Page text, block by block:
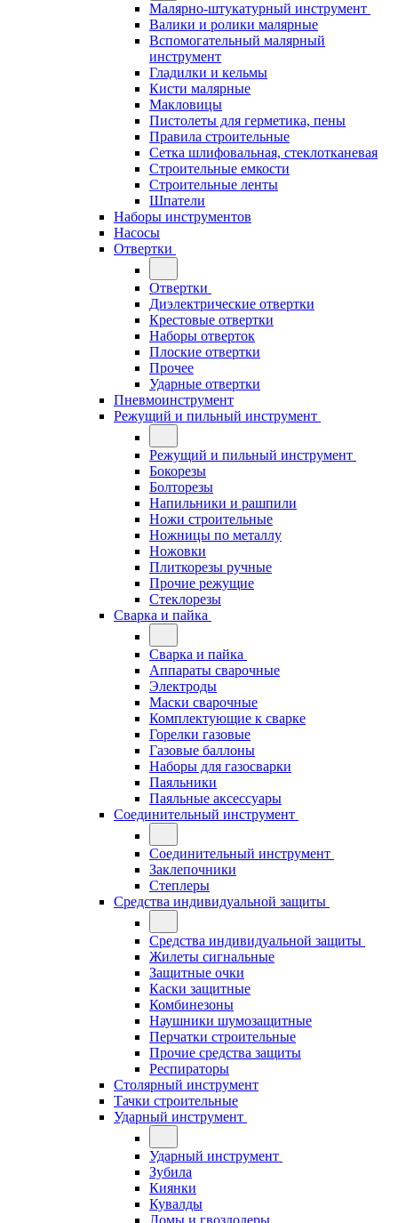
Малярно-штукатурный инструмент
Валики и ролики малярные
Вспомогательный малярный
инструмент
Гладилки и кельмы
Кисти малярные
Макловицы
Пистолеты для герметика, пены
Правила строительные
Сетка шлифовальная, стеклотканевая
Строительные емкости
Строительные ленты
Шпатели
Наборы инструментов
Насосы
Отвертки
Отвертки
Диэлектрические отвертки
Крестовые отвертки
Наборы отверток
Плоские отвертки
Прочее
Ударные отвертки
Пневмоинструмент
Режущий и пильный инструмент
Режущий и пильный инструмент
Бокорезы
Болторезы
Напильники и рашпили
Ножи строительные
Ножницы по металлу
Ножовки
Плиткорезы ручные
Прочие режущие
Стеклорезы
Сварка и пайка
Сварка и пайка
Аппараты сварочные
Электроды
Маски сварочные
Комплектующие к сварке
Горелки газовые
Газовые баллоны
Наборы для газосварки
Паяльники
Паяльные аксессуары
Соединительный инструмент
Соединительный инструмент
Заклепочники
Степлеры
Средства индивидуальной защиты
Средства индивидуальной защиты
Жилеты сигнальные
Защитные очки
Каски защитные
Комбинезоны
Наушники шумозащитные
Перчатки строительные
Прочие средства защиты
Респираторы
Столярный инструмент
Тачки строительные
Ударный инструмент
Ударный инструмент
Зубила
Киянки
Кувалды
Ломы и гвоздодеры